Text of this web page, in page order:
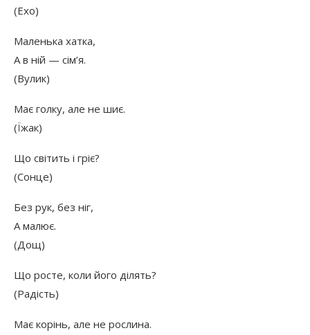
(Ехо)
Маленька хатка,
А в ній — сім’я.
(Вулик)
Має голку, але не шиє.
(Їжак)
Що світить і гріє?
(Сонце)
Без рук, без ніг,
А малює.
(Дощ)
Що росте, коли його ділять?
(Радість)
Має корінь, але не рослина.